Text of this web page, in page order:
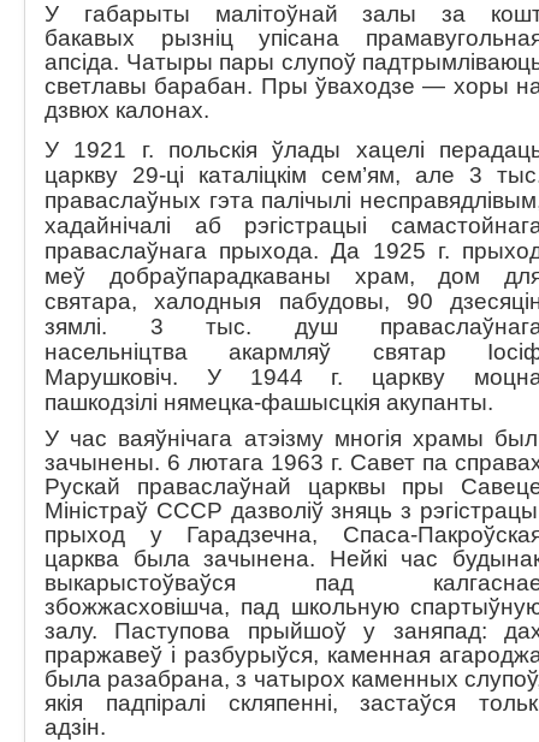
У габарыты малітоўнай залы за
бакавых рызніц упісана
апсіда. Чатыры пары слупоў
светлавы барабан. Пры ўваходзе — хоры
дзвюх калонах.
У 1921 г. польскія ўлады хацелі
царкву 29-ці каталіцкім сем’ям, але 3
праваслаўных гэта палічылі
хадайнічалі аб рэгістрацыі
праваслаўнага прыхода. Да 1925 г.
меў добраўпарадкаваны храм, дом
святара, халодныя пабудовы, 90
зямлі. 3 тыс. душ
насельніцтва акармляў святар
Марушковіч. У 1944 г. царкву
пашкодзілі нямецка-фашысцкія акупанты.
У час ваяўнічага атэізму многія храмы
зачынены. 6 лютага 1963 г. Савет па
Рускай праваслаўнай царквы пры
Міністраў СССР дазволіў зняць з
прыход у Гарадзечна, Спаса-
царква была зачынена. Нейкі час
выкарыстоўваўся пад
збожжасховішча, пад школьную
залу. Паступова прыйшоў у заняпад:
праржавеў і разбурыўся, каменная
была разабрана, з чатырох каменных
якія падпіралі скляпенні, застаўся
адзін.